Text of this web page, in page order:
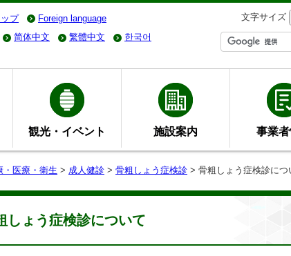
プ Foreign language 文字サイズ
简体中文 繁體中文 한국어
観光・イベント 施設案内 事業
・医療・衛生 > 成人健診 > 骨粗しょう症検診 > 骨粗しょう症検診につ
しょう症検診について